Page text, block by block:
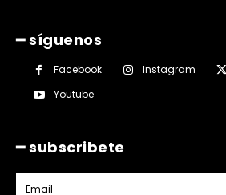
━ síguenos
Facebook Instagram
Youtube
━ subscribete